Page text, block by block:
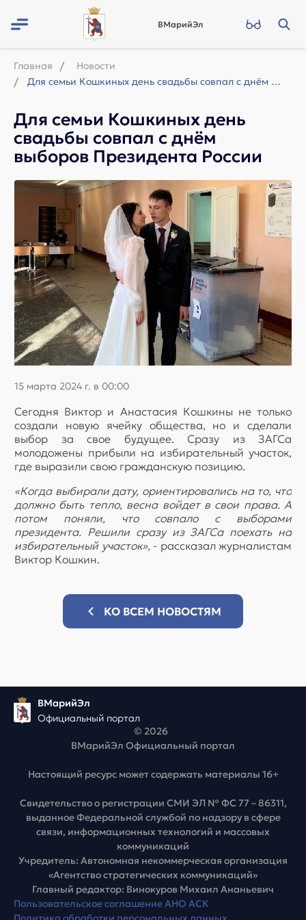
ВМарийЭл
Главная
Новости
Для семьи Кошкиных день свадьбы совпал с днём выборов Президента России
Для семьи Кошкиных день
свадьбы совпал с днём
выборов Президента России
15 марта 2024 г. в 00:00
Сегодня Виктор и Анастасия Кошкины не только
создали новую ячейку общества, но и сделали
выбор за свое будущее. Сразу из ЗАГСа
молодожены прибыли на избирательный участок,
где выразили свою гражданскую позицию.
«Когда выбирали дату, ориентировались на то, что
должно быть тепло, весна войдет в свои права. А
потом поняли, что совпало с выборами
президента. Решили сразу из ЗАГСа поехать на
избирательный участок», - рассказал журналистам
Виктор Кошкин.
КО ВСЕМ НОВОСТЯМ
ВМарийЭл
Официальный портал
© 2026
ВМарийЭл Официальный портал
Настоящий ресурс может содержать материалы 16+
Свидетельство о регистрации СМИ ЭЛ № ФС 77 – 86311,
выданное Федеральной службой по надзору в сфере
связи, информационных технологий и массовых
коммуникаций
Учредитель: Автономная некоммерческая организация
«Агентство стратегических коммуникаций»
Главный редактор: Винокуров Михаил Ананьевич
Пользовательское соглашение АНО АСК